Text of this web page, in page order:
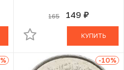
165 149 руб.
В КОРЗИНЕ
КУПИТЬ
% -10%